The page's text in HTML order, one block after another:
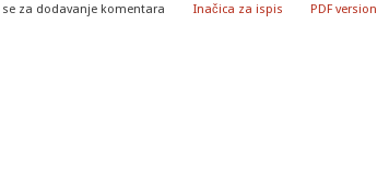
se za dodavanje komentara Inačica za ispis PDF version